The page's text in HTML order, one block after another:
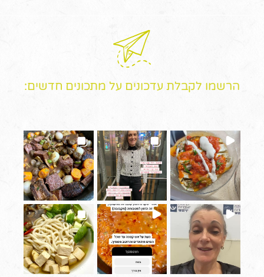
הרשמו לקבלת עדכונים על מתכונים חדשים: